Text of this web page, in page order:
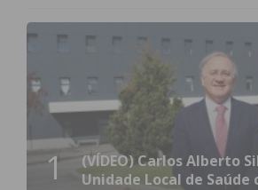
1
(VÍDEO) Carlos Alberto
Unidade Local de Saúde